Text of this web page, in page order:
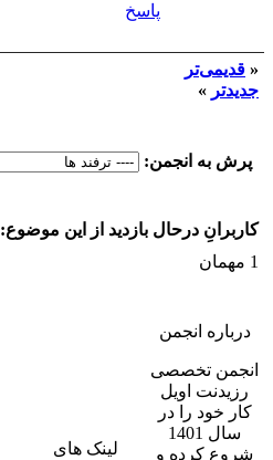
پاسخ
« قدیمی‌تر
جدیدتر »
پرش به انجمن:
کاربرانِ درحال بازدید از این موضوع:
1 مهمان
درباره انجمن
انجمن تخصصی
رزیدنت اویل
کار خود را در
سال 1401
شروع کرده و
لینک های